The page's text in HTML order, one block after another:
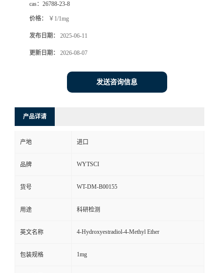
cas： 26788-23-8
价格： ￥1/1mg
发布日期： 2025-06-11
更新日期： 2026-08-07
发送咨询信息
产品详请
产地 进口
品牌 WYTSCI
货号 WT-DM-B00155
用途 科研检测
英文名称 4-Hydroxyestradiol-4-Methyl Ether
包装规格 1mg